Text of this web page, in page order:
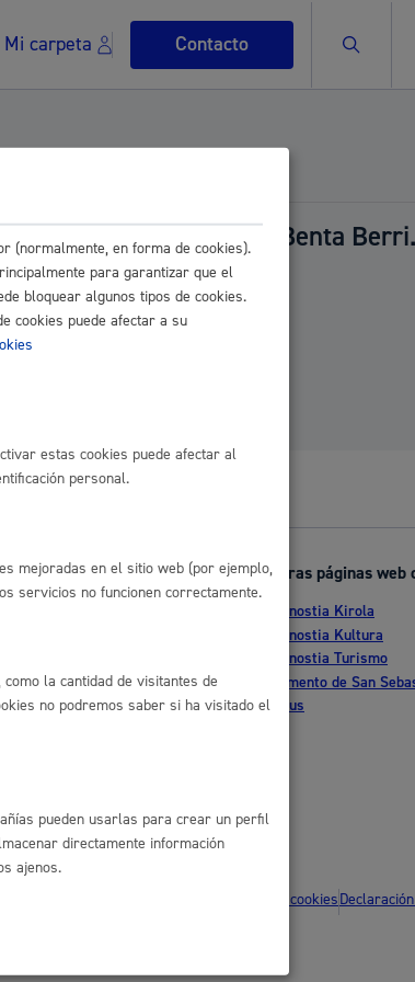
Mi carpeta Contacto Buscar
y multas
público, residuos y medioambiente
de protección oficial de Benta Berri.
útiles
- GeoDonostia
de prensa
Otras páginas web
Donostia Kirola
Donostia Kultura
Donostia Turismo
Fomento de San
Dbus
Política de cookies
(normalmente, en forma de cookies).
para garantizar que el
bloquear algunos tipos de cookies.
cookies puede afectar a su
estas cookies puede afectar al
personal.
mejoradas en el sitio web (por ejemplo,
servicios no funcionen correctamente.
la cantidad de visitantes de
no podremos saber si ha visitado el
pueden usarlas para crear un perfil
directamente información
ajenos.